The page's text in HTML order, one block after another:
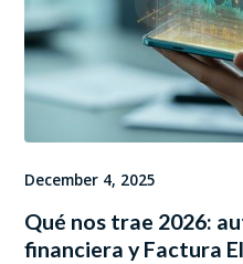
December 4, 2025
Qué nos trae 2026:
financiera y Factura